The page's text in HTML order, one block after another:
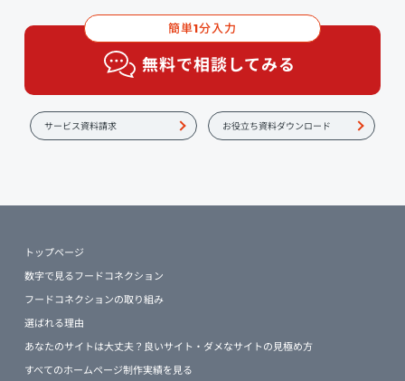
簡単1分入力
無料で相談してみる
サービス資料請求 お役立ち資料ダウンロード
トップページ
数字で見るフードコネクション
フードコネクションの取り組み
選ばれる理由
あなたのサイトは大丈夫？良いサイト・ダメなサイトの見極め方
すべてのホームページ制作実績を見る